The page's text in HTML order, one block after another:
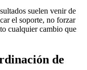
suelen venir de
el soporte, no forzar
cualquier cambio que
de